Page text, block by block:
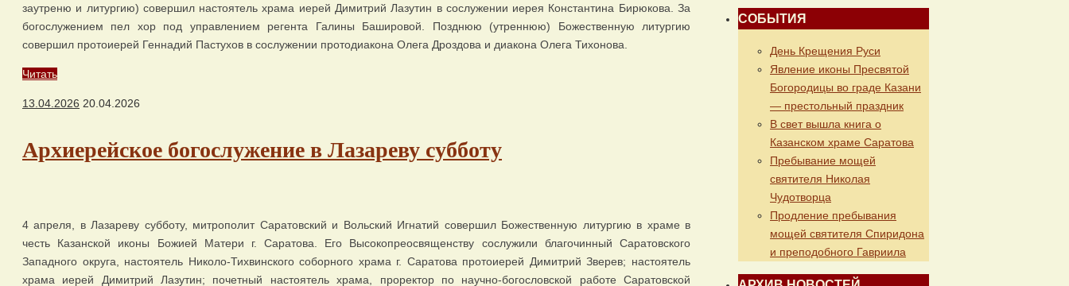
заутреню и литургию) совершил настоятель храма иерей Димитрий Лазутин в сослужении иерея Константина Бирюкова. За
богослужением пел хор под управлением регента Галины Башировой. Позднюю (утреннюю) Божественную литургию
совершил протоиерей Геннадий Пастухов в сослужении протодиакона Олега Дроздова и диакона Олега Тихонова.
Читать
13.04.2026 20.04.2026
Архиерейское богослужение в Лазареву субботу
4 апреля, в Лазареву субботу, митрополит Саратовский и Вольский Игнатий совершил Божественную литургию в храме в
честь Казанской иконы Божией Матери г. Саратова. Его Высокопреосвященству сослужили благочинный Саратовского
Западного округа, настоятель Николо-Тихвинского соборного храма г. Саратова протоиерей Димитрий Зверев; настоятель
храма иерей Димитрий Лазутин; почетный настоятель храма, проректор по научно-богословской работе Саратовской
СОБЫТИЯ
День Крещения Руси
Явление иконы Пресвятой
Богородицы во граде Казани
— престольный праздник
В свет вышла книга о
Казанском храме Саратова
Пребывание мощей
святителя Николая
Чудотворца
Продление пребывания
мощей святителя Спиридона
и преподобного Гавриила